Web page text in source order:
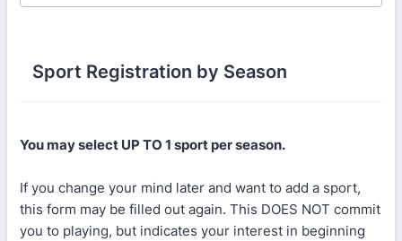
Sport Registration by Season
You may select UP TO 1 sport per season.
If you change your mind later and want to add a sport,
this form may be filled out again. This DOES NOT commit
you to playing, but indicates your interest in beginning